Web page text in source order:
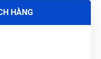
mua sản phẩmMỎ LẾT
NGÀM 60mm, LOẠI
ĐỘ MỞ NGÀM
HÀNG